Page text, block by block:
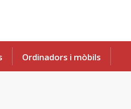
Ordinadors i mòbils